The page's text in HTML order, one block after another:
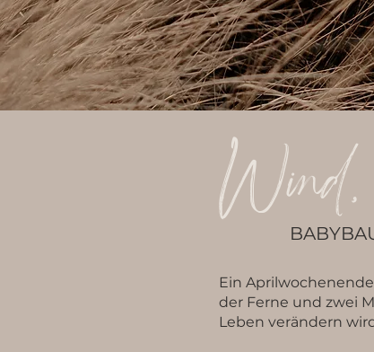
Ein
der Ferne und zwei
Leben verändern